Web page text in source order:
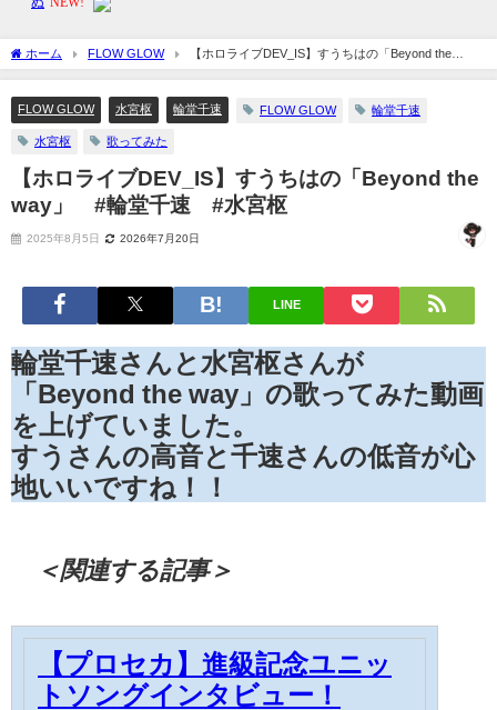
ホーム FLOW GLOW
【ホロライブDEV_IS】すうちはの「Beyond the
way」 #輪堂千速 #水宮枢
FLOW GLOW 水宮枢 輪堂千速 FLOW GLOW 輪堂千速
水宮枢 歌ってみた
【ホロライブDEV_IS】すうちはの「Beyond the
way」 #輪堂千速 #水宮枢
2025年8月5日 2026年7月20日
LINE
輪堂千速さんと水宮枢さんが
「Beyond the way」の歌ってみた動画
を上げていました。
すうさんの高音と千速さんの低音が心
地いいですね！！
＜関連する記事＞
【プロセカ】進級記念ユニッ
トソングインタビュー！